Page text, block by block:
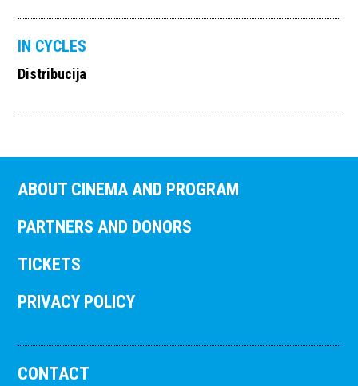
IN CYCLES
Distribucija
ABOUT CINEMA AND PROGRAM
PARTNERS AND DONORS
TICKETS
PRIVACY POLICY
CONTACT